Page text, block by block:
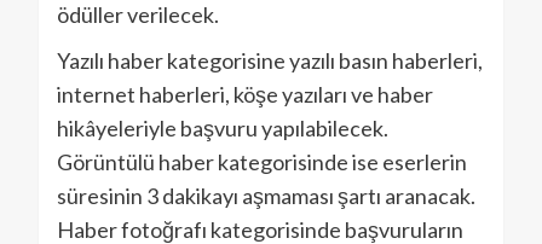
ödüller verilecek.
Yazılı haber kategorisine yazılı basın haberleri,
internet haberleri, köşe yazıları ve haber
hikâyeleriyle başvuru yapılabilecek.
Görüntülü haber kategorisinde ise eserlerin
süresinin 3 dakikayı aşmaması şartı aranacak.
Haber fotoğrafı kategorisinde başvuruların